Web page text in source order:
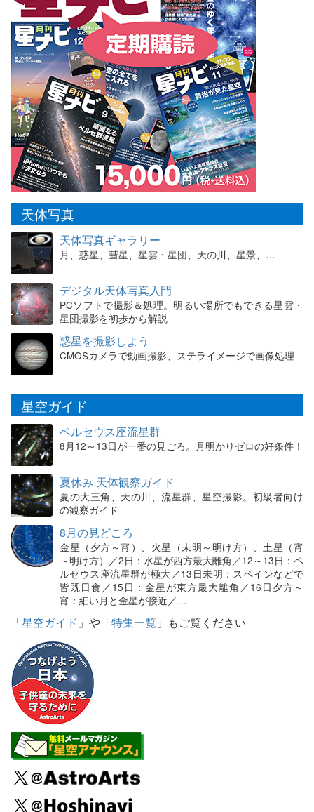
天体写真
天体写真ギャラリー
月、惑星、彗星、星雲・星団、天の川、星景、…
デジタル天体写真入門
PCソフトで撮影＆処理。明るい場所でもできる星雲・
星団撮影を初歩から解説
惑星を撮影しよう
CMOSカメラで動画撮影、ステライメージで画像処理
星空ガイド
ペルセウス座流星群
8月12～13日が一番の見ごろ。月明かりゼロの好条件！
夏休み 天体観察ガイド
夏の大三角、天の川、流星群、星空撮影。初級者向け
の観察ガイド
8月の見どころ
金星（夕方～宵）、火星（未明～明け方）、土星（宵
～明け方）／2日：水星が西方最大離角／12～13日：ペ
ルセウス座流星群が極大／13日未明：スペインなどで
皆既日食／15日：金星が東方最大離角／16日夕方～
宵：細い月と金星が接近／…
「星空ガイド 」や「特集一覧 」もご覧ください